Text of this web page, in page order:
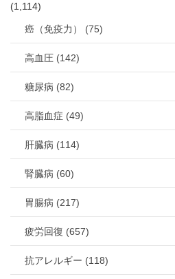
(1,114)
癌（免疫力） (75)
高血圧 (142)
糖尿病 (82)
高脂血症 (49)
肝臓病 (114)
腎臓病 (60)
胃腸病 (217)
疲労回復 (657)
抗アレルギー (118)